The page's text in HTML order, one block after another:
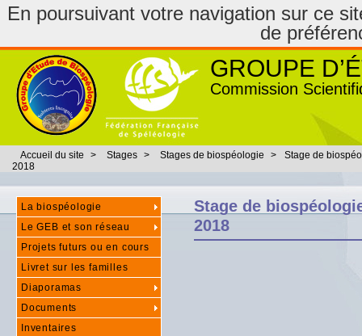
En poursuivant votre navigation sur ce
de
GROUPE
Commission
Accueil du site > Stages > Stages de biospéologie >
Stage de
2018
Stage de
2018
La biospéologie
Le GEB et son réseau
Projets futurs ou en cours
Livret sur les familles
Diaporamas
Documents
Inventaires